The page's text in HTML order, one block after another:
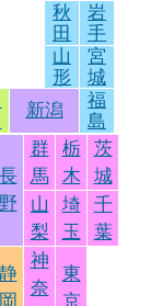
秋
田
岩
手
山
形
宮
城
新潟
福
島
長
野
群
馬
栃
木
茨
城
山
梨
埼
玉
千
葉
静
岡
神
奈
東
京